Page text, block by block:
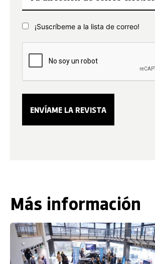
¡Suscríbeme a la lista de correo!
Más información